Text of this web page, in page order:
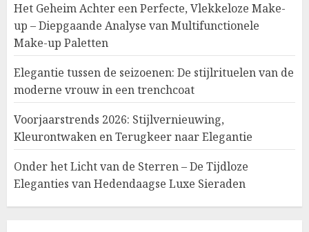
Het Geheim Achter een Perfecte, Vlekkeloze Make-
up – Diepgaande Analyse van Multifunctionele
Make-up Paletten
Elegantie tussen de seizoenen: De stijlrituelen van de
moderne vrouw in een trenchcoat
Voorjaarstrends 2026: Stijlvernieuwing,
Kleurontwaken en Terugkeer naar Elegantie
Onder het Licht van de Sterren – De Tijdloze
Eleganties van Hedendaagse Luxe Sieraden